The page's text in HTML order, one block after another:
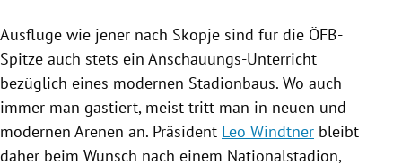
Ausflüge wie jener nach Skopje sind für die ÖFB-
Spitze auch stets ein Anschauungs-Unterricht
bezüglich eines modernen Stadionbaus. Wo auch
immer man gastiert, meist tritt man in neuen und
modernen Arenen an. Präsident Leo Windtner bleibt
daher beim Wunsch nach einem Nationalstadion,